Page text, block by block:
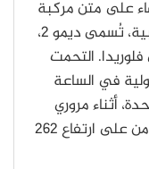
على متن مركبة
كرودراجون يوم السبت في رحلةٍ تجريبية، تُسمى ديمو 2،
التحمت
في الساعة
أثناء مروري
المركبتين فوق حدود الصين ومنغوليا من على ارتفاع 262